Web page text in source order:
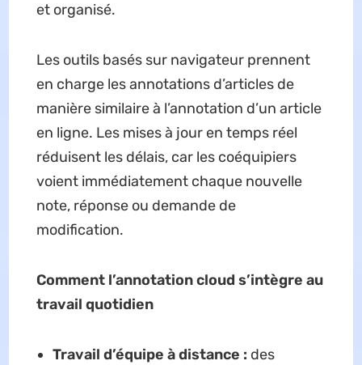
et organisé.
Les outils basés sur navigateur prennent
en charge les annotations d’articles de
manière similaire à l’annotation d’un article
en ligne. Les mises à jour en temps réel
réduisent les délais, car les coéquipiers
voient immédiatement chaque nouvelle
note, réponse ou demande de
modification.
Comment l’annotation cloud s’intègre au
travail quotidien
Travail d’équipe à distance : des